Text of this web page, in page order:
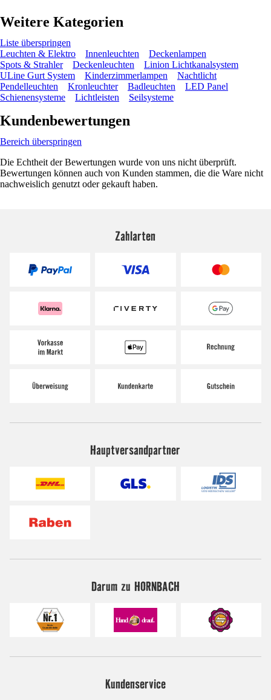
Weitere Kategorien
Liste überspringen
Leuchten & Elektro
Innenleuchten
Deckenlampen
Spots & Strahler
Deckenleuchten
Linion Lichtkanalsystem
ULine Gurt System
Kinderzimmerlampen
Nachtlicht
Pendelleuchten
Kronleuchter Badleuchten
LED Panel
Schienensysteme
Lichtleisten Seilsysteme
Kundenbewertungen
Bereich überspringen
Die Echtheit der Bewertungen wurde von uns nicht überprüft.
Bewertungen können auch von Kunden stammen, die die Ware nicht
nachweislich genutzt oder gekauft haben.
Zahlarten
Hauptversandpartner
Darum zu HORNBACH
Kundenservice